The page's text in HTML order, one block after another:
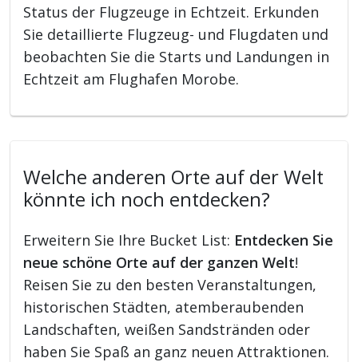
Status der Flugzeuge in Echtzeit. Erkunden
Sie detaillierte Flugzeug- und Flugdaten und
beobachten Sie die Starts und Landungen in
Echtzeit am Flughafen Morobe.
Welche anderen Orte auf der Welt
könnte ich noch entdecken?
Erweitern Sie Ihre Bucket List: Entdecken Sie
neue schöne Orte auf der ganzen Welt!
Reisen Sie zu den besten Veranstaltungen,
historischen Städten, atemberaubenden
Landschaften, weißen Sandstränden oder
haben Sie Spaß an ganz neuen Attraktionen.